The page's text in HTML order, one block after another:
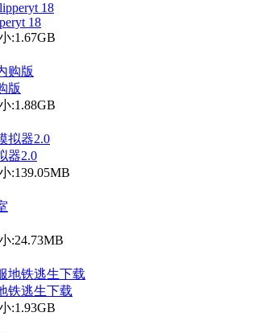
18
:1.67GB
版
:1.88GB
器2.0
:139.05MB
:24.73MB
铁逃生下载
:1.93GB